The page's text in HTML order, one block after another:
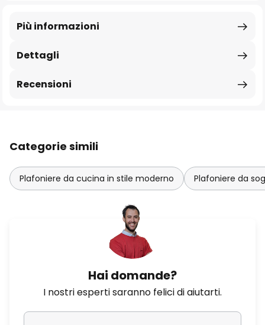
Dettagli
Più informazioni
Recensioni
Categorie simili
Plafoniere da cucina in stile moderno Plafoniere da
Hai domande?
I nostri esperti saranno felici di aiutarti.